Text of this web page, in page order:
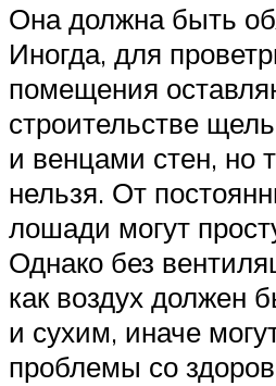
Она должна быть
Иногда, для
помещения
строительстве
и венцами стен, но
нельзя. От
лошади могут
Однако без
как воздух должен
и сухим, иначе
проблемы со